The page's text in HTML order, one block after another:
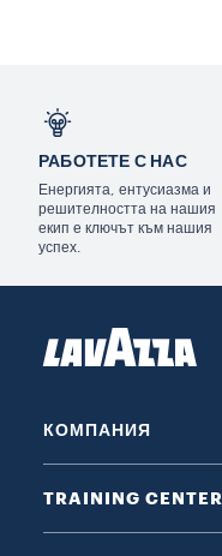
РАБОТЕТЕ С НАС
Енергията, ентусиазма и
решителността на нашия
екип е ключът към нашия
успех.
КОМПАНИЯ
TRAINING CENTER